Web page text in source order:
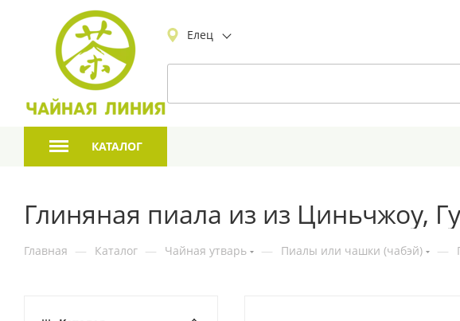
Елец
КАТАЛОГ
Глиняная пиала из из Циньчжоу,
Главная — Каталог — Чайная утварь — Пиалы или чашки (чабэй) —